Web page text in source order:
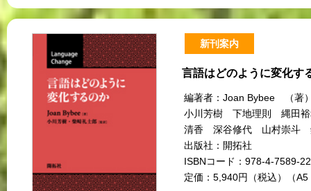
新刊案内
言語はどのように変化す
編著者： Joan Bybee （著
小川芳樹 下地理則 縄田
清香 深谷修代 山村崇斗
出版社： 開拓社
ISBNコード： 978-4-7589-
定価： 5,940円（税込）（